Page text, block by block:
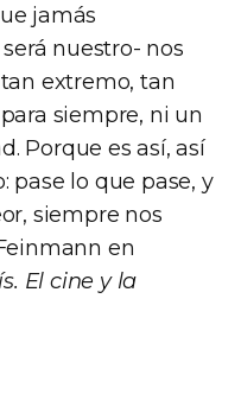
jamás
nuestro- nos
extremo, tan
siempre, ni un
Porque es así, así
pase lo que pase, y
siempre nos
en
El cine y la